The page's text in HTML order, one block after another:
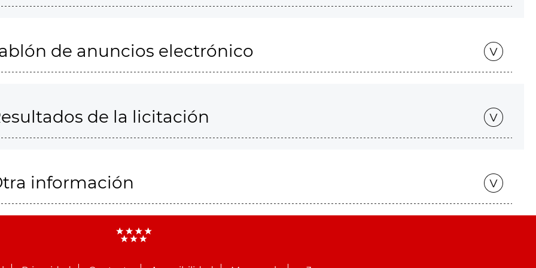
de anuncios electrónico
de la licitación
información